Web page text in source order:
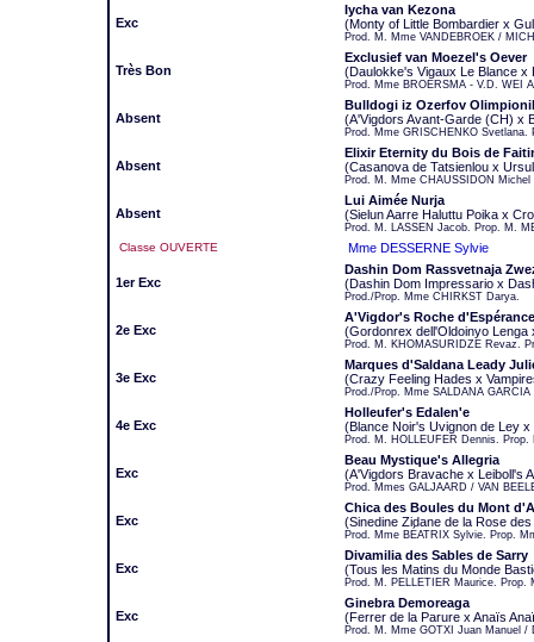
Exc
Iycha van Kezona
(Monty of Little Bombardier x
Prod. M. Mme VANDEBROEK /
Très Bon
Exclusief van Moezel's Oever
(Daulokke's Vigaux Le Blance
Prod. Mme BROERSMA - V.D. WEI
Absent
Bulldogi iz Ozerfov
(A'Vigdors Avant-Garde (CH) x
Prod. Mme GRISCHENKO Svetlana.
Absent
Elixir Eternity du Bois de
(Casanova de Tatsienlou x
Prod. M. Mme CHAUSSIDON
Absent
Lui Aimée Nurja
(Sielun Aarre Haluttu Poika x
Prod. M. LASSEN Jacob. Prop. M.
Classe OUVERTE Mme DESSERNE Sylvie
1er Exc
Dashin Dom Rassvetnaja
(Dashin Dom Impressario x
Prod./Prop. Mme CHIRKST Darya.
2e Exc
A'Vigdor's Roche d'Espérance
(Gordonrex dell'Oldoinyo Lenga
Prod. M. KHOMASURIDZE Revaz.
3e Exc
Marques d'Saldana Leady
(Crazy Feeling Hades x
Prod./Prop. Mme SALDANA GARCIA
4e Exc
Holleufer's Edalen'e
(Blance Noir's Uvignon de Ley x
Prod. M. HOLLEUFER Dennis. Prop.
Exc
Beau Mystique's Allegria
(A'Vigdors Bravache x Leiboll's
Prod. Mmes GALJAARD / VAN
Exc
Chica des Boules du Mont
(Sinedine Zidane de la Rose
Prod. Mme BÉATRIX Sylvie. Prop.
Exc
Divamilia des Sables de Sarry
(Tous les Matins du Monde
Prod. M. PELLETIER Maurice.
Exc
Ginebra Demoreaga
(Ferrer de la Parure x Anaïs
Prod. M. Mme GOTXI Juan Manuel